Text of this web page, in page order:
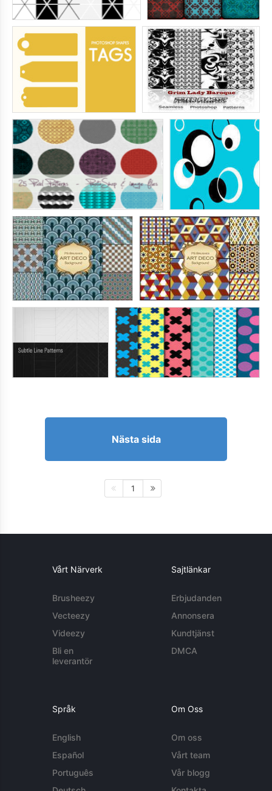
Nästa sida
1
Vårt Närverk
Brusheezy
Vecteezy
Videezy
Bli en
leverantör
Sajtlänkar
Erbjudanden
Annonsera
Kundtjänst
DMCA
Språk
English
Español
Português
Om Oss
Om oss
Vårt team
Vår blogg